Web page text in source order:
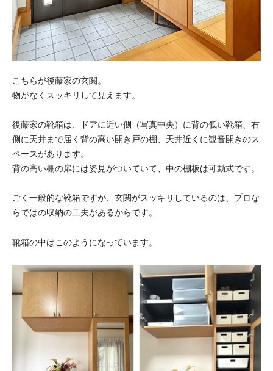
こちらが後藤家の玄関。
物がなくスッキリして見えます。
後藤家の靴箱は、ドアに近い側（写真中央）に背の低い靴箱、右
側に天井まで届く背の高い開き戸の棚、天井近くに観音開きのス
ペースがあります。
背の高い棚の扉には姿見がついていて、中の棚板は可動式です。
ごく一般的な靴箱ですが、玄関がスッキリしているのは、プロな
らではの収納の工夫があるからです。
靴箱の中はこのようになっています。